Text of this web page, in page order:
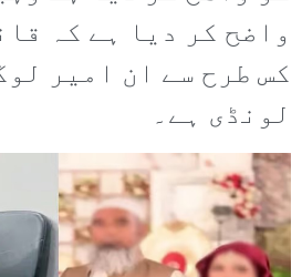
واضح کر دیا ہے کہ
کس طرح سے ان امیر
لونڈی ہے۔